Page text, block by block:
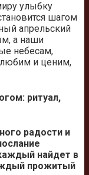
улыбку
шагом
апрельский
а наши
небесам,
любим и ценим,
ритуал,
радости и
найдет в
прожитый